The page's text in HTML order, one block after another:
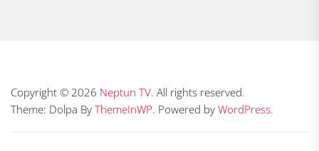
Copyright © 2026 Neptun TV. All rights reserved.
Theme: Dolpa By ThemeInWP. Powered by WordPress.